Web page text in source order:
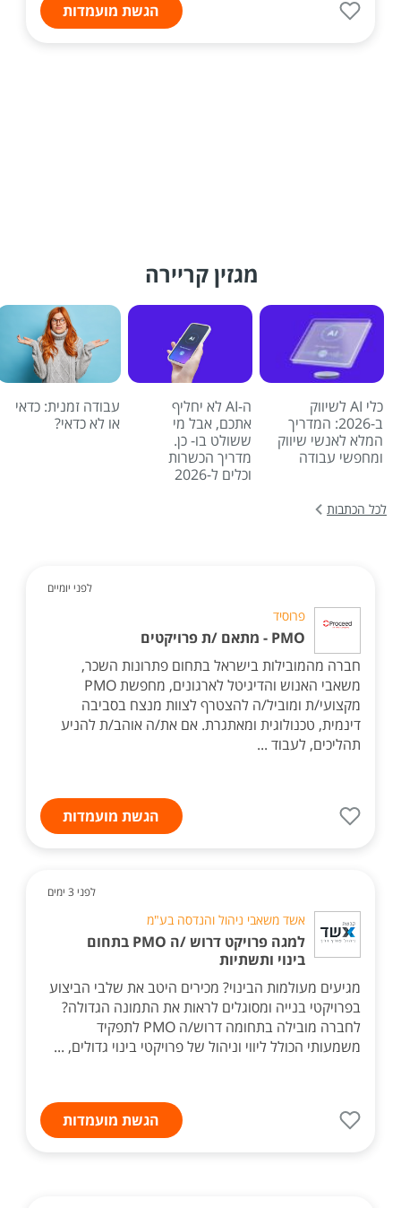
הגשת מועמדות
מגזין קריירה
כלי AI לשיווק
ב-2026: המדריך
המלא לאנשי שיווק
ומחפשי עבודה
ה-AI לא יחליף
אתכם, אבל מי
ששולט בו- כן.
מדריך הכשרות
וכלים ל-2026
עבודה זמנית: כדאי
או לא כדאי?
לכל הכתבות
לפני יומיים
פרוסיד
PMO - מתאם /ת פרויקטים
חברה מהמובילות בישראל בתחום פתרונות השכר,
משאבי האנוש והדיגיטל לארגונים, מחפשת PMO
מקצועי/ת ומוביל/ה להצטרף לצוות מנצח בסביבה
דינמית, טכנולוגית ומאתגרת. אם את/ה אוהב/ת להניע
תהליכים, לעבוד ...
הגשת מועמדות
לפני 3 ימים
אשד משאבי ניהול והנדסה בע"מ
למגה פרויקט דרוש /ה PMO בתחום
בינוי ותשתיות
מגיעים מעולמות הבינוי? מכירים היטב את שלבי הביצוע
בפרויקטי בנייה ומסוגלים לראות את התמונה הגדולה?
לחברה מובילה בתחומה דרוש/ה PMO לתפקיד
משמעותי הכולל ליווי וניהול של פרויקטי בינוי גדולים, ...
הגשת מועמדות